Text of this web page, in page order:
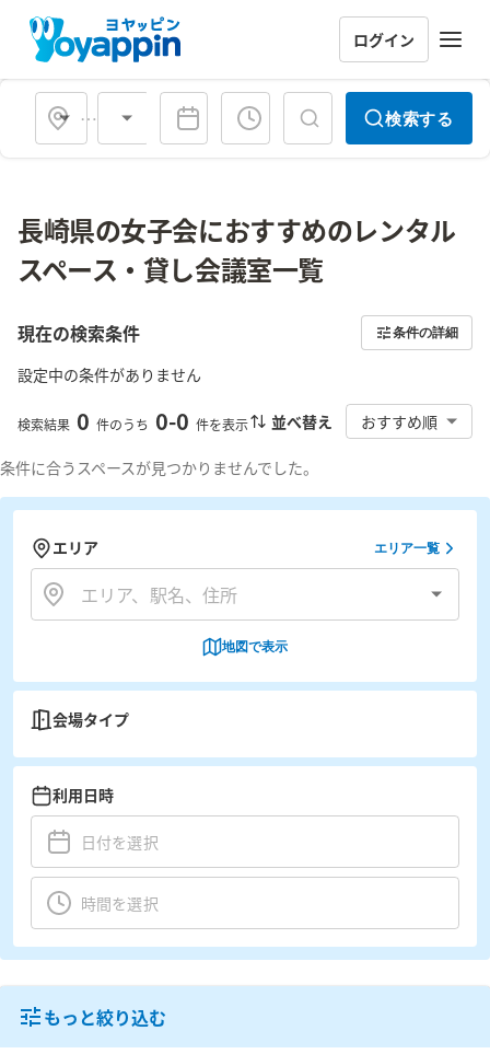
ログイン
会場タイプ 検索する
長崎県の女子会におすすめのレンタル
スペース・貸し会議室一覧
現在の検索条件 条件の詳細
設定中の条件がありません
検索結果 0 件のうち 0-0 件を表示 並べ替え おすすめ順
条件に合うスペースが見つかりませんでした。
エリア エリア一覧
地図で表示
会場タイプ
利用日時
もっと絞り込む